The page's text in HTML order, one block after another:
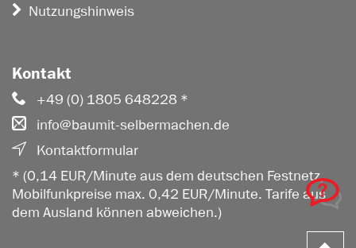
Nutzungshinweis
Kontakt
+49 (0) 1805 648228 *
info@baumit-selbermachen.de
Kontaktformular
* (0,14 EUR/Minute aus dem deutschen Festnetz,
Mobilfunkpreise max. 0,42 EUR/Minute. Tarife aus
dem Ausland können abweichen.)